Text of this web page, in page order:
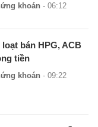
khoán - 06:12
bán HPG, ACB
tiền
khoán - 09:22